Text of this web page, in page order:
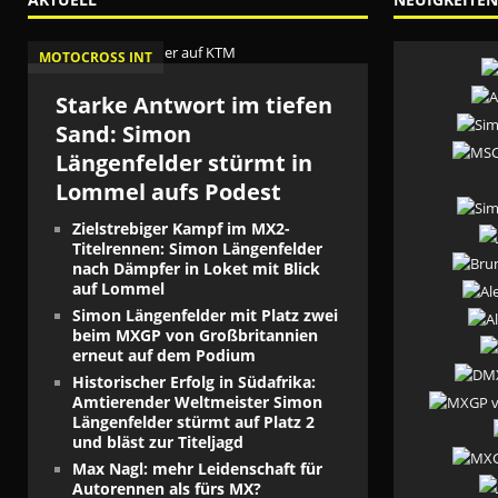
MOTOCROSS INT
Starke Antwort im tiefen
Sand: Simon
Längenfelder stürmt in
Lommel aufs Podest
Zielstrebiger Kampf im MX2-
Titelrennen: Simon Längenfelder
nach Dämpfer in Loket mit Blick
auf Lommel
Simon Längenfelder mit Platz zwei
beim MXGP von Großbritannien
erneut auf dem Podium
Historischer Erfolg in Südafrika:
Amtierender Weltmeister Simon
Längenfelder stürmt auf Platz 2
und bläst zur Titeljagd
Max Nagl: mehr Leidenschaft für
Autorennen als fürs MX?